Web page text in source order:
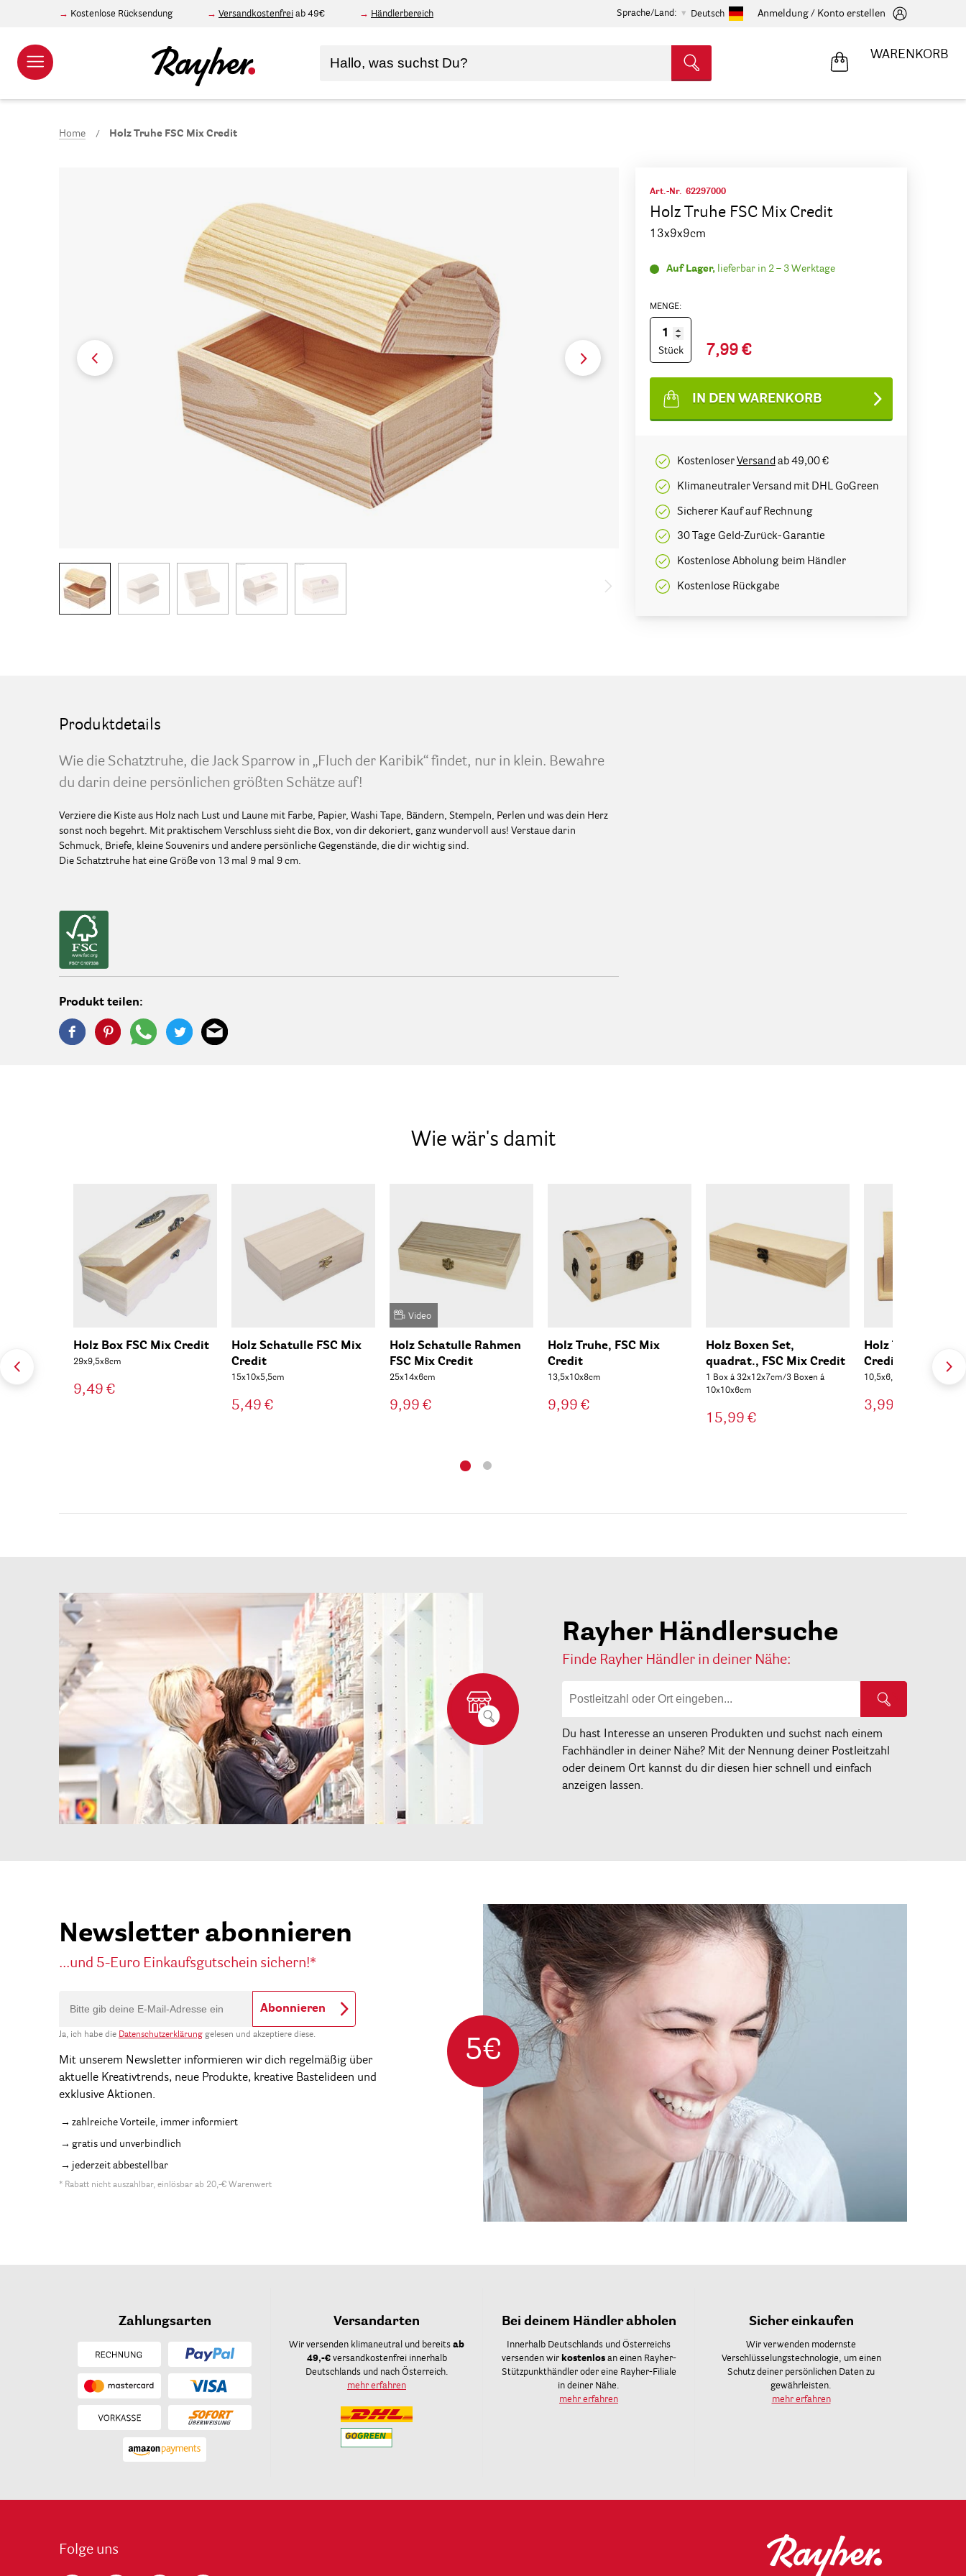
Kostenlose Rücksendung Versandkostenfrei ab 49€ Händlerbereich Sprache/Land: Deutsch Anmeldung / Konto erstellen
WARENKORB
Home Holz Truhe FSC Mix Credit
Art.-Nr. 62297000
Holz Truhe FSC Mix Credit
13x9x9cm
Auf Lager, lieferbar in 2 – 3 Werktage
IN DEN WARENKORB
MENGE:
Stück 7,99 €
KostenloserVersand ab 49,00 €
Klimaneutraler Versand mit DHL GoGreen
Sicherer Kauf auf Rechnung
30 Tage Geld-Zurück-Garantie
Kostenlose Abholung beim Händler
Kostenlose Rückgabe
Produktdetails
Wie die Schatztruhe, die Jack Sparrow in „Fluch der Karibik“ findet, nur in klein. Bewahre
du darin deine persönlichen größten Schätze auf!
Verziere die Kiste aus Holz nach Lust und Laune mit Farbe, Papier, Washi Tape, Bändern, Stempeln, Perlen und was dein Herz
sonst noch begehrt. Mit praktischem Verschluss sieht die Box, von dir dekoriert, ganz wundervoll aus! Verstaue darin
Schmuck, Briefe, kleine Souvenirs und andere persönliche Gegenstände, die dir wichtig sind.
Die Schatztruhe hat eine Größe von 13 mal 9 mal 9 cm.
Produkt teilen:
Wie wär's damit
Holz Box FSC Mix Credit
29x9,5x8cm
9,49 €
Holz Schatulle FSC Mix
Credit
15x10x5,5cm
5,49 €
Video
Holz Schatulle Rahmen
FSC Mix Credit
25x14x6cm
9,99 €
Holz Truhe, FSC Mix
Credit
13,5x10x8cm
9,99 €
Holz Boxen Set,
quadrat., FSC Mix Credit
1 Box á 32x12x7cm/3 Boxen á
10x10x6cm
15,99 €
Holz Truhe FSC
Credit
10,5x6,5cm
3,99 €
Rayher Händlersuche
Finde Rayher Händler in deiner Nähe:
Du hast Interesse an unseren Produkten und suchst nach einem
Fachhändler in deiner Nähe? Mit der Nennung deiner Postleitzahl
oder deinem Ort kannst du dir diesen hier schnell und einfach
anzeigen lassen.
5€
Newsletter abonnieren
...und 5-Euro Einkaufsgutschein sichern!*
Abonnieren
Ja, ich habe die Datenschutzerklärung gelesen und akzeptiere diese.
Mit unserem Newsletter informieren wir dich regelmäßig über
aktuelle Kreativtrends, neue Produkte, kreative Bastelideen und
exklusive Aktionen.
zahlreiche Vorteile, immer informiert
gratis und unverbindlich
jederzeit abbestellbar
* Rabatt nicht auszahlbar, einlösbar ab 20,-€ Warenwert
Zahlungsarten Versandarten
Wir versenden klimaneutral und bereits ab
49,-€versandkostenfrei innerhalb
Deutschlands und nach Österreich.
mehr erfahren
Bei deinem Händler abholen
Innerhalb Deutschlands und Österreichs
versenden wir kostenlosan einen Rayher-
Stützpunkthändler oder eine Rayher-Filiale
in deiner Nähe.
mehr erfahren
Sicher einkaufen
Wir verwenden modernste
Verschlüsselungstechnologie, um einen
Schutz deiner persönlichen Daten zu
gewährleisten.
mehr erfahren
Folge uns